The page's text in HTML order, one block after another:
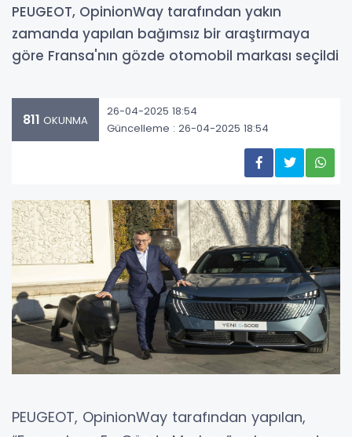
PEUGEOT, OpinionWay tarafından yakın
zamanda yapılan bağımsız bir araştırmaya
göre Fransa'nın gözde otomobil markası seçildi
811 OKUNMA
26-04-2025 18:54
Güncelleme : 26-04-2025 18:54
PEUGEOT, OpinionWay tarafından yapılan,